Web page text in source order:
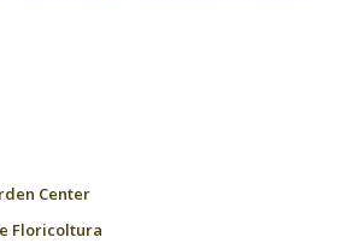
Center
Floricoltura